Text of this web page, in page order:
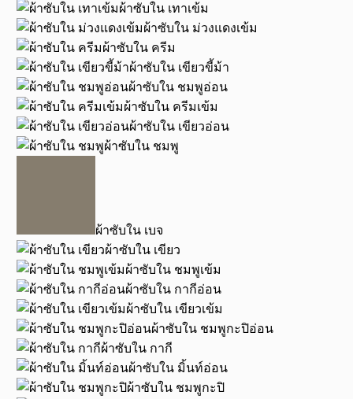
ผ้าซับใน เทาเข้ม
ผ้าซับใน ม่วงแดงเข้ม
ผ้าซับใน ครีม
ผ้าซับใน เขียวขี้ม้า
ผ้าซับใน ชมพูอ่อน
ผ้าซับใน ครีมเข้ม
ผ้าซับใน เขียวอ่อน
ผ้าซับใน ชมพู
ผ้าซับใน เบจ
ผ้าซับใน เขียว
ผ้าซับใน ชมพูเข้ม
ผ้าซับใน กากีอ่อน
ผ้าซับใน เขียวเข้ม
ผ้าซับใน ชมพูกะปิอ่อน
ผ้าซับใน กากี
ผ้าซับใน มิ้นท์อ่อน
ผ้าซับใน ชมพูกะปิ